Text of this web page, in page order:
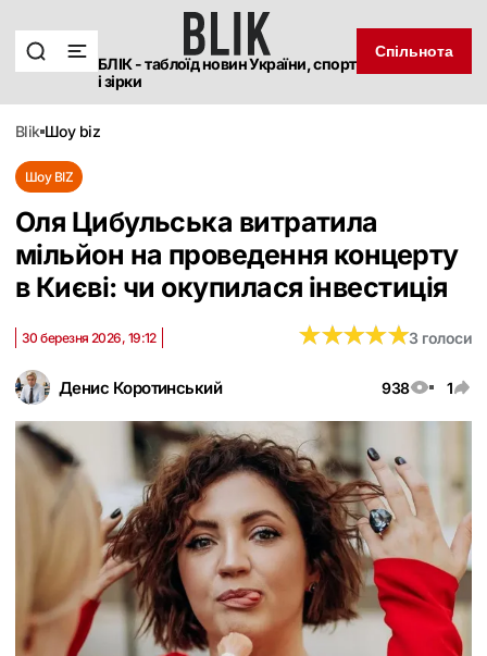
БЛІК - таблоїд новин України, спорт
і зірки
Спільнота
blik шоу biz
Шоу BIZ
Оля Цибульська витратила
мільйон на проведення концерту
в Києві: чи окупилася інвестиція
Денис Коротинський 938 1
30 березня 2026, 19:12 ★★★★★
★★★★★3 голоси